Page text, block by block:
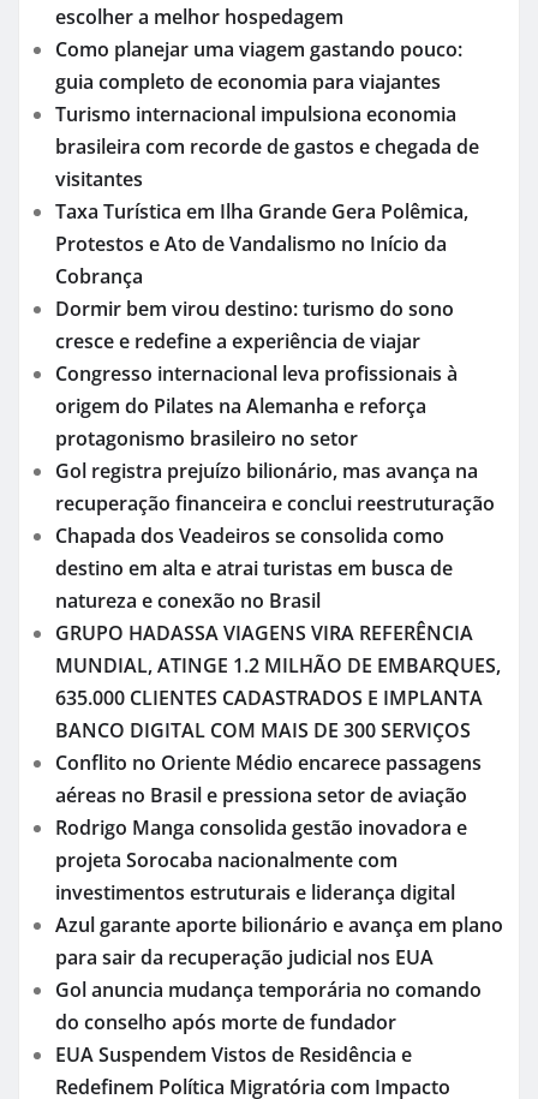
escolher a melhor hospedagem
Como planejar uma viagem gastando pouco:
guia completo de economia para viajantes
Turismo internacional impulsiona economia
brasileira com recorde de gastos e chegada de
visitantes
Taxa Turística em Ilha Grande Gera Polêmica,
Protestos e Ato de Vandalismo no Início da
Cobrança
Dormir bem virou destino: turismo do sono
cresce e redefine a experiência de viajar
Congresso internacional leva profissionais à
origem do Pilates na Alemanha e reforça
protagonismo brasileiro no setor
Gol registra prejuízo bilionário, mas avança na
recuperação financeira e conclui reestruturação
Chapada dos Veadeiros se consolida como
destino em alta e atrai turistas em busca de
natureza e conexão no Brasil
GRUPO HADASSA VIAGENS VIRA REFERÊNCIA
MUNDIAL, ATINGE 1.2 MILHÃO DE EMBARQUES,
635.000 CLIENTES CADASTRADOS E IMPLANTA
BANCO DIGITAL COM MAIS DE 300 SERVIÇOS
Conflito no Oriente Médio encarece passagens
aéreas no Brasil e pressiona setor de aviação
Rodrigo Manga consolida gestão inovadora e
projeta Sorocaba nacionalmente com
investimentos estruturais e liderança digital
Azul garante aporte bilionário e avança em plano
para sair da recuperação judicial nos EUA
Gol anuncia mudança temporária no comando
do conselho após morte de fundador
EUA Suspendem Vistos de Residência e
Redefinem Política Migratória com Impacto